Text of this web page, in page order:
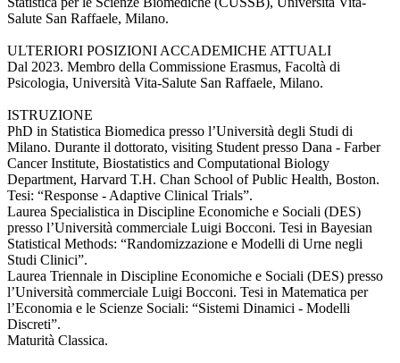
Salute San Raffaele, Milano.
ULTERIORI POSIZIONI ACCADEMICHE ATTUALI
Dal 2023. Membro della Commissione Erasmus, Facoltà di
Psicologia, Università Vita-Salute San Raffaele, Milano.
ISTRUZIONE
PhD in Statistica Biomedica presso l’Università degli Studi di
Milano. Durante il dottorato, visiting Student presso Dana - Farber
Cancer Institute, Biostatistics and Computational Biology
Department, Harvard T.H. Chan School of Public Health, Boston.
Tesi: “Response - Adaptive Clinical Trials”.
Laurea Specialistica in Discipline Economiche e Sociali (DES)
presso l’Università commerciale Luigi Bocconi. Tesi in Bayesian
Statistical Methods: “Randomizzazione e Modelli di Urne negli
Studi Clinici”.
Laurea Triennale in Discipline Economiche e Sociali (DES) presso
l’Università commerciale Luigi Bocconi. Tesi in Matematica per
l’Economia e le Scienze Sociali: “Sistemi Dinamici - Modelli
Discreti”.
Maturità Classica.